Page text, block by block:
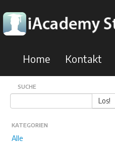
Home Kontakt
SUCHE
Los!
KATEGORIEN
Alle